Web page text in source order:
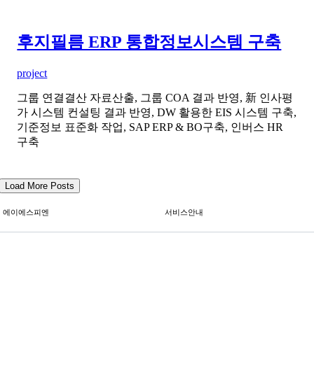
후지필름 ERP 통합정보시스템 구축
project
그룹 연결결산 자료산출, 그룹 COA 결과 반영, 新 인사평
가 시스템 컨설팅 결과 반영, DW 활용한 EIS 시스템 구축,
기준정보 표준화 작업, SAP ERP & BO구축, 인버스 HR
구축
Load More Posts
에이에스피엔 서비스안내